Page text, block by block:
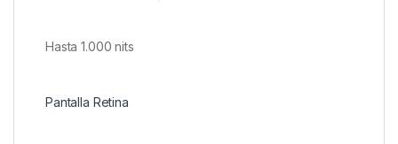
Hasta 1.000 nits
Pantalla Retina